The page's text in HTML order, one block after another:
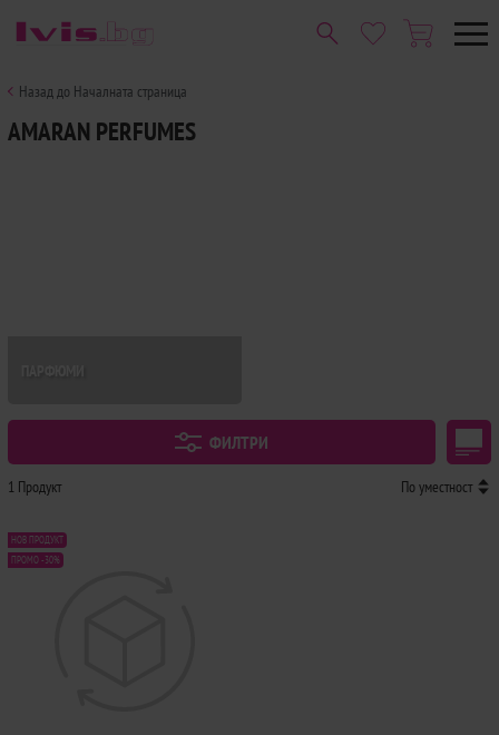
Назад до Началната страница
AMARAN PERFUMES
ФИЛТРИ
1 Продукт По уместност
НОВ ПРОДУКТ
ПРОМО -30%